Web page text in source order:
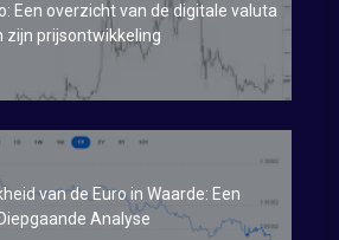
Een overzicht van de digitale valuta
zijn prijsontwikkeling
van de Euro in Waarde: Een
Diepgaande Analyse